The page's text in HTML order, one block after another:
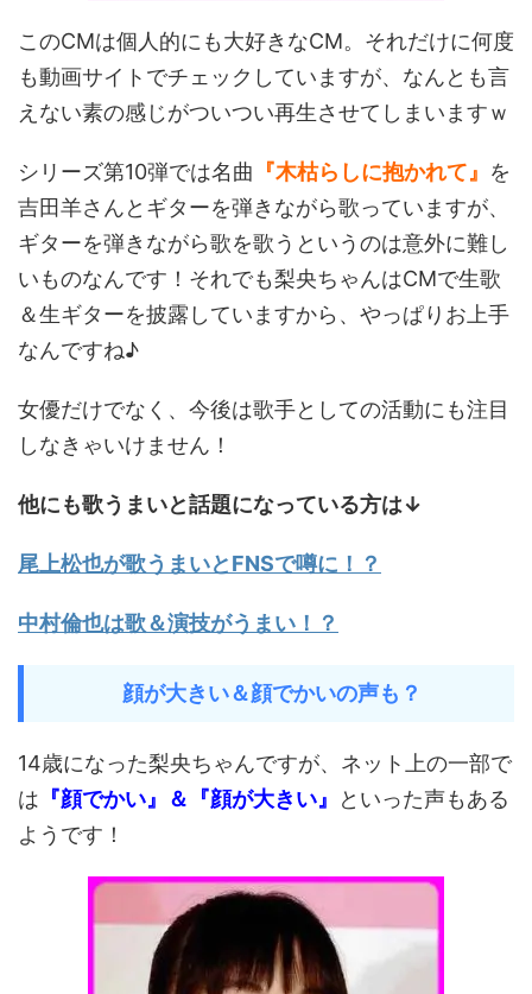
このCMは個人的にも大好きなCM。それだけに何度
も動画サイトでチェックしていますが、なんとも言
えない素の感じがついつい再生させてしまいますｗ
シリーズ第10弾では名曲 『木枯らしに抱かれて』 を
吉田羊さんとギターを弾きながら歌っていますが、
ギターを弾きながら歌を歌うというのは意外に難し
いものなんです！それでも梨央ちゃんはCMで生歌
＆生ギターを披露していますから、やっぱりお上手
なんですね♪
女優だけでなく、今後は歌手としての活動にも注目
しなきゃいけません！
他にも歌うまいと話題になっている方は↓
尾上松也が歌うまいとFNSで噂に！？
中村倫也は歌＆演技がうまい！？
顔が大きい＆顔でかいの声も？
14歳になった梨央ちゃんですが、ネット上の一部で
は 『顔でかい』＆『顔が大きい』
といった声もある
ようです！